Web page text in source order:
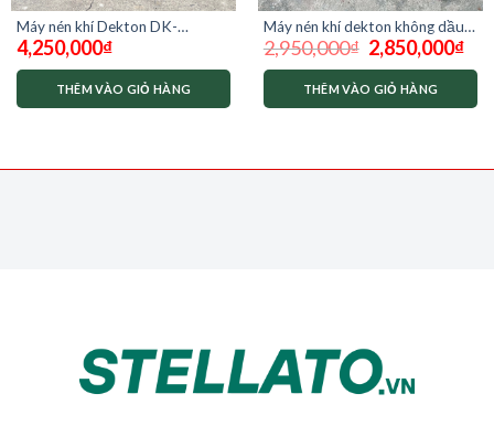
Máy nén khí Dekton DK-
AC2950 bình 50L
4,250,000₫
THÊM VÀO GIỎ HÀNG
Máy nén khí dekton không dầu
3930 plus 2hp 30 lít
2,950,000₫ Giá
gốc
là:
2,950,000₫.
2,850,000₫Giá
hiện
tại
THÊM VÀO GIỎ HÀNG